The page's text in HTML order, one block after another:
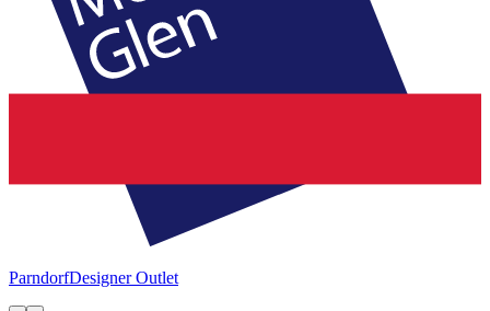
ParndorfDesigner Outlet